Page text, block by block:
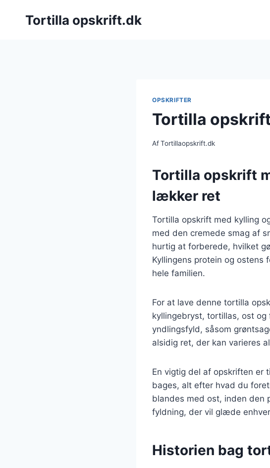
Tortilla opskrift.dk
OPSKRIFTER
Tortilla
AfTortillaopskrift.dk
Tortilla opskrift
lækker ret
Tortilla opskrift med kylling
med den cremede smag af
hurtig at forberede, hvilket
Kyllingens protein og
hele familien.
For at lave denne tortilla
kyllingebryst, tortillas, ost og
yndlingsfyld, såsom
alsidig ret, der kan varieres
En vigtig del af opskriften er
bages, alt efter hvad du
blandes med ost, inden den
fyldning, der vil glæde
Historien bag